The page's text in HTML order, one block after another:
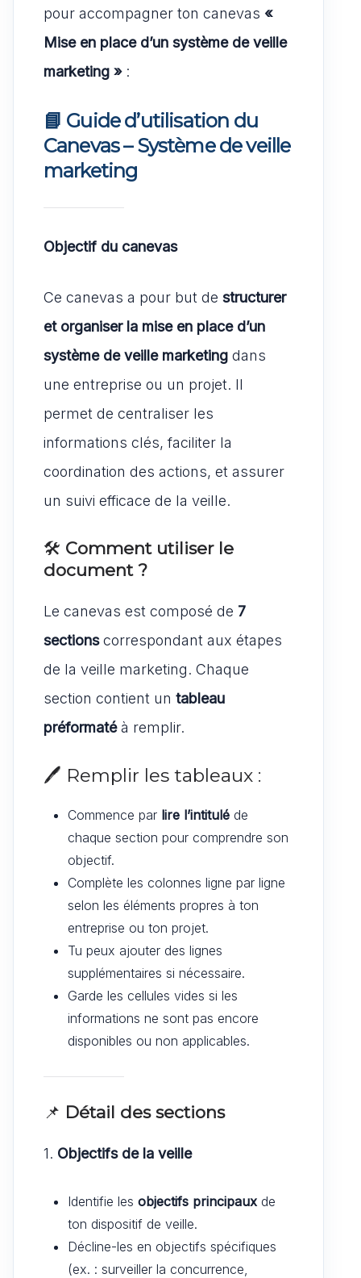
pour accompagner ton canevas «
Mise en place d’un système de veille
marketing »:
📘 Guide d’utilisation du
Canevas – Système de veille
marketing
Objectif du canevas
Ce canevas a pour but de structurer
et organiser la mise en place d’un
système de veille marketing dans
une entreprise ou un projet. Il
permet de centraliser les
informations clés, faciliter la
coordination des actions, et assurer
un suivi efficace de la veille.
🛠️ Comment utiliser le
document ?
Le canevas est composé de 7
sectionscorrespondant aux étapes
de la veille marketing. Chaque
section contient un tableau
préformatéà remplir.
🖊️ Remplir les tableaux :
Commence par lire l’intitulé de
chaque section pour comprendre son
objectif.
Complète les colonnes ligne par ligne
selon les éléments propres à ton
entreprise ou ton projet.
Tu peux ajouter des lignes
supplémentaires si nécessaire.
Garde les cellules vides si les
informations ne sont pas encore
disponibles ou non applicables.
📌 Détail des sections
1. Objectifs de la veille
Identifie les objectifs principaux de
ton dispositif de veille.
Décline-les en objectifs spécifiques
(ex. : surveiller la concurrence,